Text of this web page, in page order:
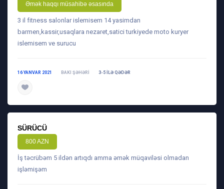
Əmək haqqı müsahibə əsasında
3 il fitness salonlar islemisem 14 yasimdan
barmen,kassir,usaqlara nezaret,satici turkiyede moto kuryer
islemisem ve surucu
16 YANVAR 2021 BAKI ŞƏHƏRI 3-5 ILƏ QƏDƏR
SÜRÜCÜ
800 AZN
İş təcrübəm 5 ildən artıqdı amma əmək müqaviləsi olmadan
işləmişəm